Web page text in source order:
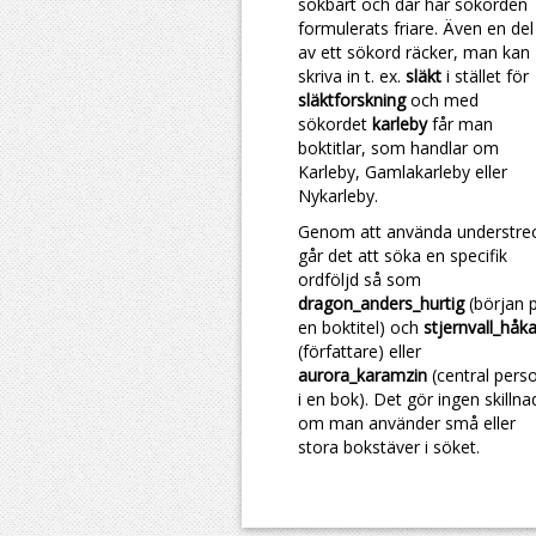
formulerats friare. Även en del
av ett sökord räcker, man kan
skriva in t. ex. släkt i stället för
släktforskningoch med
sökordet karlebyfår man
boktitlar, som handlar om
Karleby, Gamlakarleby eller
Nykarleby.
Genom att använda
går det att söka en specifik
ordföljd så som
dragon_anders_hurtig(början
en boktitel) och
(författare) eller
aurora_karamzin (central
i en bok). Det gör ingen
om man använder små eller
stora bokstäver i söket.